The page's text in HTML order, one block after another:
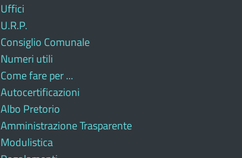
Uffici
U.R.P.
Consiglio Comunale
Numeri utili
Come fare per ...
Autocertificazioni
Albo Pretorio
Amministrazione Trasparente
Modulistica